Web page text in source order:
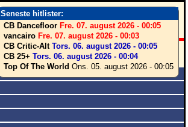
Seneste hitlister:
CB Dancefloor Fre. 07. august 2026 - 00:05
vancairo Fre. 07. august 2026 - 00:03
CB Critic-Alt Tors. 06. august 2026 - 00:05
CB 25+ Tors. 06. august 2026 - 00:04
Top Of The World Ons. 05. august 2026 - 00:05